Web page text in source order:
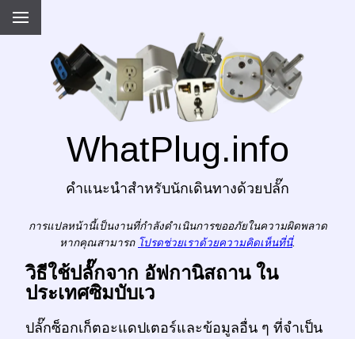
WhatPlug.info
คำแนะนำสำหรับนักเดินทางด้วยปลั๊ก
การแปลหน้านี้เป็นงานที่กำลังดำเนินการขออภัยในความผิดพลาด
หากคุณสามารถ โปรดช่วยเราด้วยความคิดเห็นที่นี่.
วิธีใช้ปลั๊กจาก อัฟกานิสถาน ใน
ประเทศซิมบับเว
ปลั๊กซ็อกเก็ตอะแดปเตอร์และข้อมูลอื่น ๆ ที่จำเป็น